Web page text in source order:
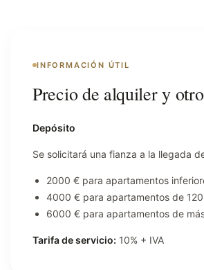
INFORMACIÓN ÚTIL
Precio de alquiler y
Depósito
Se solicitará una fianza a la llegada
2000 € para apartamentos
4000 € para apartamentos de 120
6000 € para apartamentos de
Tarifa de servicio: 10% + IVA